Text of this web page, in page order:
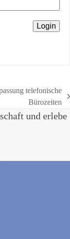
telefonische
Bürozeiten
und erlebe